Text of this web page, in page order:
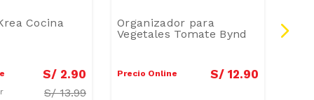
Cocina
S/ 2.90
S/13.99
Organizador para
Vegetales Tomate Bynd
Precio Online S/ 12.90